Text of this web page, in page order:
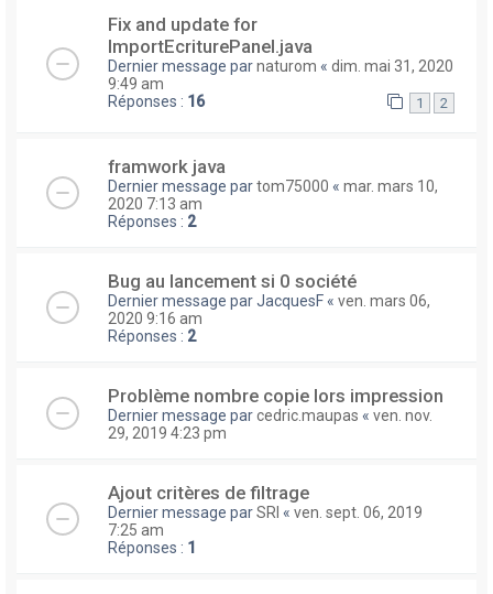
Fix and update for
ImportEcriturePanel.java
Dernier message parnaturom « dim. mai 31, 2020
9:49 am
Réponses : 16 1 2
framwork java
Dernier message partom75000 « mar. mars 10,
2020 7:13 am
Réponses : 2
Bug au lancement si 0 société
Dernier message parJacquesF « ven. mars 06,
2020 9:16 am
Réponses : 2
Problème nombre copie lors impression
Dernier message parcedric.maupas « ven. nov.
29, 2019 4:23 pm
Ajout critères de filtrage
Dernier message parSRI « ven. sept. 06, 2019
7:25 am
Réponses : 1